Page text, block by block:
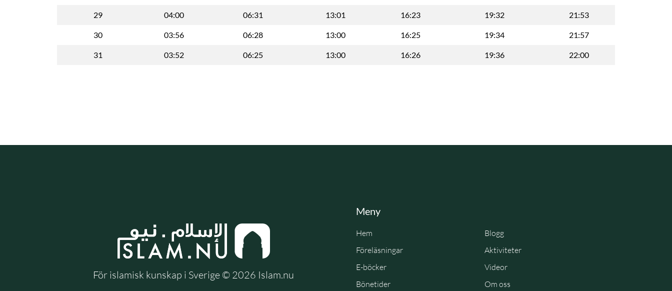
29 04:00 06:31 13:01 16:23 19:32 21:53
30 03:56 06:28 13:00 16:25 19:34 21:57
31 03:52 06:25 13:00 16:26 19:36 22:00
För islamisk kunskap i Sverige © 2026 Islam.nu
Meny
Hem
Blogg
Föreläsningar
Aktiviteter
E-böcker
Videor
Bönetider
Om oss